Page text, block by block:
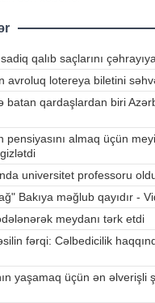
qalıb saçlarını
avroluq lotereya biletini
batan qardaşlardan biri
pensiyasını almaq üçün
universitet professoru
Bakıya məğlub qayıdır -
meydanı tərk etdi
fərqi: Cəlbedicilik
yaşamaq üçün ən əlverişli